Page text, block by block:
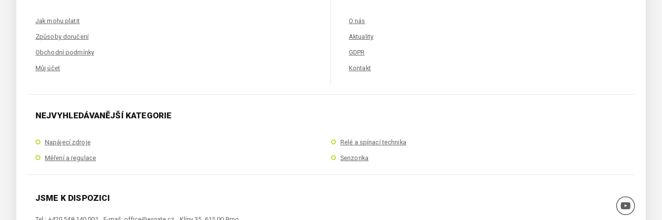
Jak mohu platit
Způsoby doručení
Obchodní podmínky
Můj účet
O nás
Aktuality
GDPR
Kontakt
NEJVYHLEDÁVANĚJŠÍ KATEGORIE
Napájecí zdroje Relé a spínací technika
Měření a regulace Senzorika
JSME K DISPOZICI